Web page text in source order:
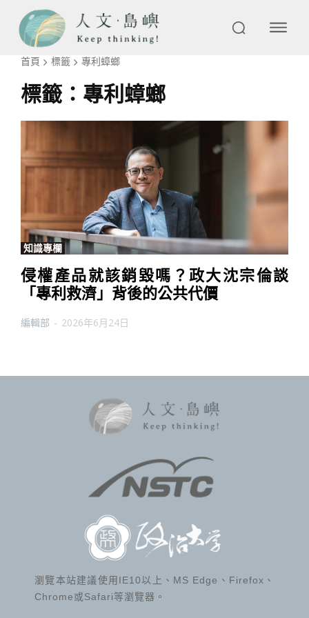
首頁 標籤 專利蟑螂
標籤： 專利蟑螂
知識專欄
侵權產品就該銷毀嗎？政大沈宗倫談
「專利救濟」背後的公共代價
編輯部 - 2026年6月24日
瀏覽本站建議使用IE10以上、MS Edge、Firefox、
Chrome或Safari等瀏覽器。